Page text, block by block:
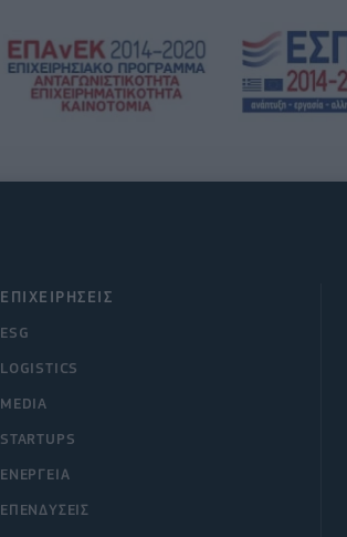
ΕΠΙΧΕΙΡΗΣΕΙΣ
ESG
LOGISTICS
MEDIA
STARTUPS
ΕΝΕΡΓΕΙΑ
ΕΠΕΝΔΥΣΕΙΣ